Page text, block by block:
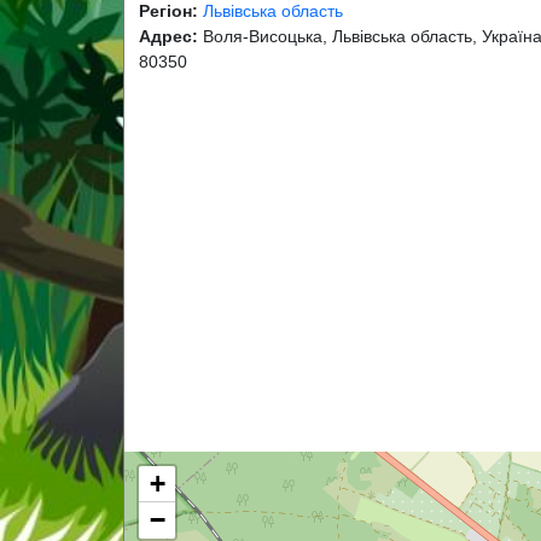
Регіон: Львівська область
Адрес: Воля-Висоцька, Львівська область,
80350
+
−